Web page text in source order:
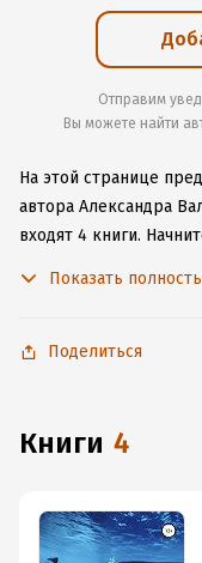
Отправим
Вы можете найти
На этой странице
автора Александра
входят 4 книги.
даже без подключения
Показать
Поделиться
книги 4